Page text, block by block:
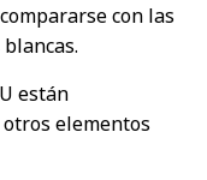
con las
están
elementos